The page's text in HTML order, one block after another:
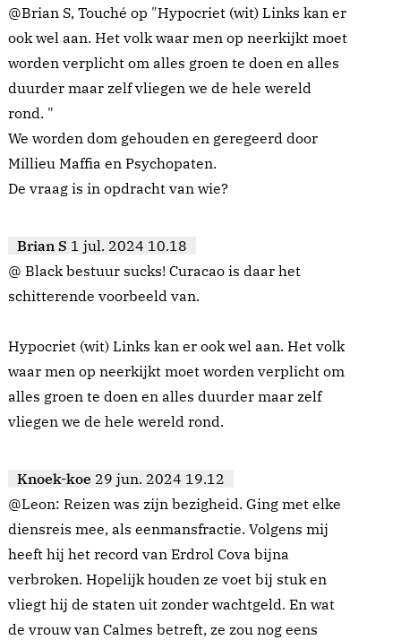
@Brian S, Touché op "Hypocriet (wit) Links kan er
ook wel aan. Het volk waar men op neerkijkt moet
worden verplicht om alles groen te doen en alles
duurder maar zelf vliegen we de hele wereld
rond. "
We worden dom gehouden en geregeerd door
Millieu Maffia en Psychopaten.
De vraag is in opdracht van wie?
Brian S 1 jul. 2024 10.18
@ Black bestuur sucks! Curacao is daar het
schitterende voorbeeld van.
Hypocriet (wit) Links kan er ook wel aan. Het volk
waar men op neerkijkt moet worden verplicht om
alles groen te doen en alles duurder maar zelf
vliegen we de hele wereld rond.
Knoek-koe 29 jun. 2024 19.12
@Leon: Reizen was zijn bezigheid. Ging met elke
diensreis mee, als eenmansfractie. Volgens mij
heeft hij het record van Erdrol Cova bijna
verbroken. Hopelijk houden ze voet bij stuk en
vliegt hij de staten uit zonder wachtgeld. En wat
de vrouw van Calmes betreft, ze zou nog eens